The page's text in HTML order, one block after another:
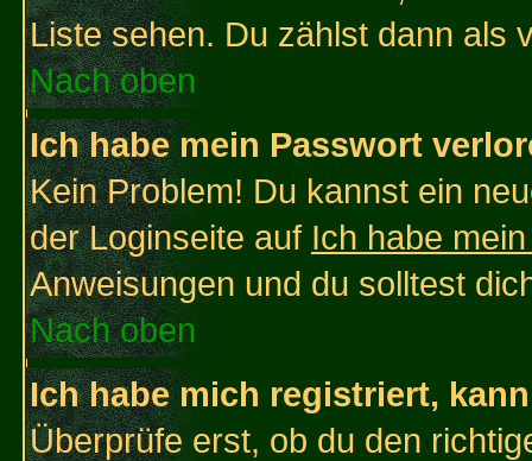
Liste sehen. Du zählst dann als
Nach oben
Ich habe mein Passwort
Kein Problem! Du kannst ein
der Loginseite auf Ich habe
Anweisungen und du solltest
Nach oben
Ich habe mich registriert,
Überprüfe erst, ob du den